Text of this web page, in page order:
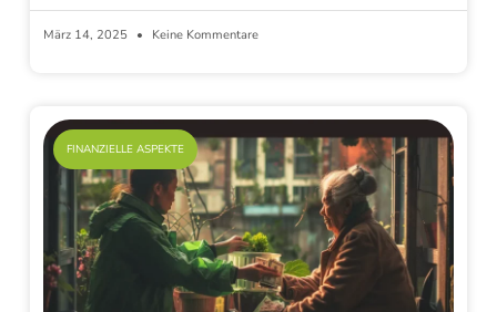
März 14, 2025 Keine Kommentare
FINANZIELLE ASPEKTE